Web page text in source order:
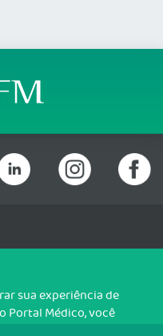
DF - CEP: 70200-760 -
sua experiência de
Portal Médico, você